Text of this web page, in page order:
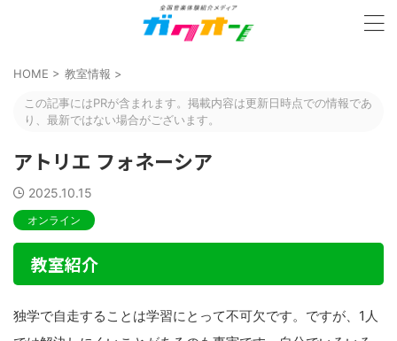
HOME > 教室情報 >
この記事にはPRが含まれます。掲載内容は更新日時点での情報であ
り、最新ではない場合がございます。
アトリエ フォネーシア
2025.10.15
オンライン
教室紹介
独学で自走することは学習にとって不可欠です。ですが、1人